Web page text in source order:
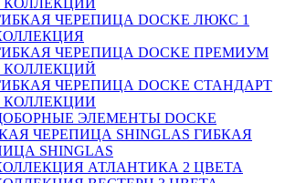
КОЛЛЕКЦИИ
ЧЕРЕПИЦА DOCKE ЛЮКС 1
ЧЕРЕПИЦА DOCKE ПРЕМИУМ
КОЛЛЕКЦИЙ
ЧЕРЕПИЦА DOCKE СТАНДАРТ
КОЛЛЕКЦИИ
ЭЛЕМЕНТЫ DOCKE
ГИБКАЯ
SHINGLAS
АТЛАНТИКА 2 ЦВЕТА